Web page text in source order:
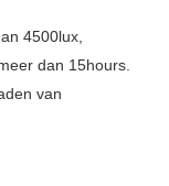
4500lux,
dan 15hours.
van